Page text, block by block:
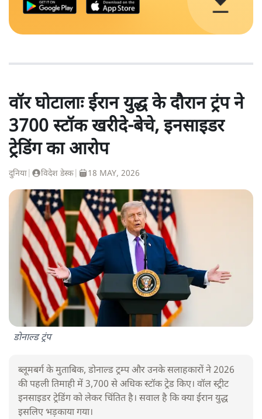
वॉर घोटालाः ईरान युद्ध के दौरान ट्रंप ने
3700 स्टॉक खरीदे-बेचे, इनसाइडर
ट्रेडिंग का आरोप
दुनिया विदेश डेस्क 18 MAY, 2026
डोनाल्ड ट्रंप
ब्लूमबर्ग के मुताबिक, डोनाल्ड ट्रम्प और उनके सलाहकारों ने 2026
की पहली तिमाही में 3,700 से अधिक स्टॉक ट्रेड किए। वॉल स्ट्रीट
इनसाइडर ट्रेडिंग को लेकर चिंतित है। सवाल है कि क्या ईरान युद्ध
इसलिए भड़काया गया।